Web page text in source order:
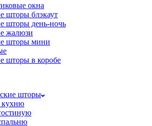
окна
шторы блэкаут
шторы день-ночь
жалюзи
шторы мини
шторы в коробе
шторы